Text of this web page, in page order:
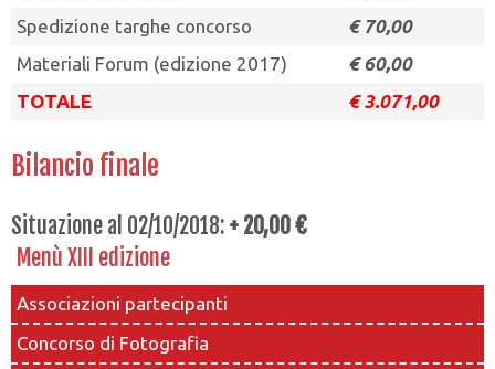
Spedizione targhe concorso
€ 70,00
Materiali Forum (edizione 2017)
€ 60,00
TOTALE
€ 3.071,00
Bilancio finale
Situazione al 02/10/2018: + 20,00 €
Menù XIII edizione
Associazioni partecipanti
Concorso di Fotografia